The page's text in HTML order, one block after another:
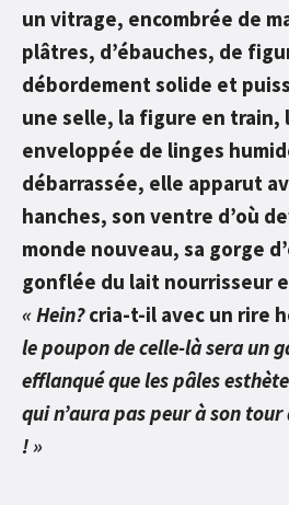
un vitrage, encombrée de
plâtres, d’ébauches, de
débordement solide et
une selle, la figure en train,
enveloppée de linges
débarrassée, elle apparut
hanches, son ventre d’où
monde nouveau, sa gorge
gonflée du lait nourrisseur
« Hein?cria-t-il avec un rire
le poupon de celle-là sera un
efflanqué que les pâles
qui n’aura pas peur à son
! »